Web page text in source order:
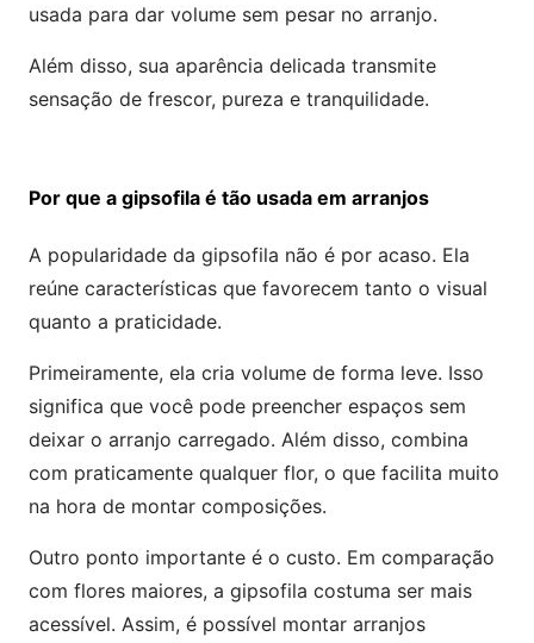
usada para dar volume sem pesar no arranjo.
Além disso, sua aparência delicada transmite
sensação de frescor, pureza e tranquilidade.
Por que a gipsofila é tão usada em arranjos
A popularidade da gipsofila não é por acaso. Ela
reúne características que favorecem tanto o visual
quanto a praticidade.
Primeiramente, ela cria volume de forma leve. Isso
significa que você pode preencher espaços sem
deixar o arranjo carregado. Além disso, combina
com praticamente qualquer flor, o que facilita muito
na hora de montar composições.
Outro ponto importante é o custo. Em comparação
com flores maiores, a gipsofila costuma ser mais
acessível. Assim, é possível montar arranjos